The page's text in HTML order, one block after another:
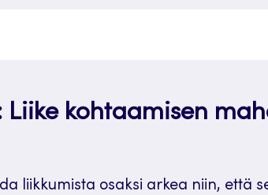
Liike kohtaamisen
liikkumista osaksi arkea niin, että